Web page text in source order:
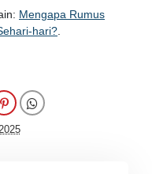
Mengapa Rumus
hari?